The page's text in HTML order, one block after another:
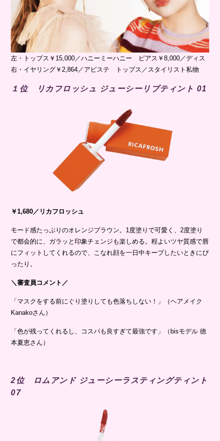
左・トップス￥15,000／ハニーミーハニー ピアス￥8,000／ディス
右・イヤリング￥2,864／アビステ トップス／スタイリスト私物
１位 リカフロッシュ ジューシーリブティント 01
￥1,680／リカフロッシュ
モード感たっぷりのオレンジブラウン。1度塗りで可愛く、2度塗り
で都会的に、ガラッと印象チェンジも楽しめる。程よいツヤ質感で唇
にフィットしてくれるので、こなれ顔を一日中キープしたいときにぴ
ったり。
＼審査員コメント／
「マスクをする前にぐり塗りしても色落ちしない！」（ヘアメイク
Kanakoさん）
「色が残ってくれるし、コスパも良すぎて最強です」（bisモデル 徳
本夏恵さん）
2位 ロムアンド ジューシーラスティングティント
07